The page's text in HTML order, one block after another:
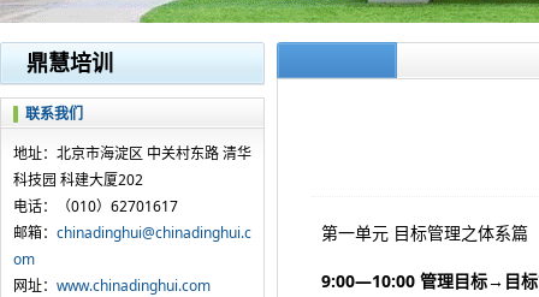
鼎慧培训
联系我们
地址：北京市海淀区 中关村东路 清华
科技园 科建大厦202
电话：（010）62701617
邮箱： chinadinghui@chinadinghui.c
om
网址： www.chinadinghui.com
第一单元 目标管理之体系篇
9:00—10:00 管理目标→目